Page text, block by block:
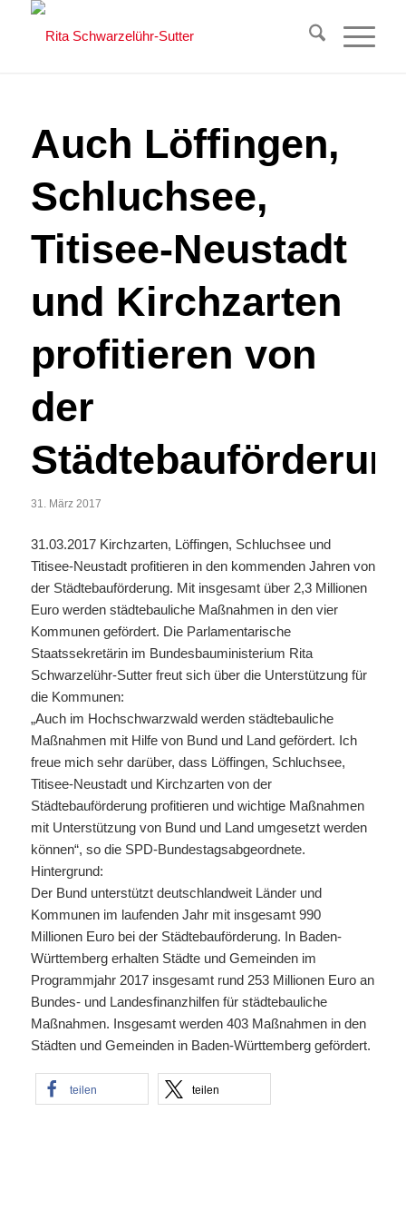
Auch Löffingen,
Schluchsee,
Titisee-Neustadt
und Kirchzarten
profitieren von
der
31. März 2017
31.03.2017 Kirchzarten, Löffingen, Schluchsee und
Titisee-Neustadt profitieren in den kommenden Jahren von
der Städtebauförderung. Mit insgesamt über 2,3 Millionen
Euro werden städtebauliche Maßnahmen in den vier
Kommunen gefördert. Die Parlamentarische
Staatssekretärin im Bundesbauministerium Rita
Schwarzelühr-Sutter freut sich über die Unterstützung für
die Kommunen:
„Auch im Hochschwarzwald werden städtebauliche
Maßnahmen mit Hilfe von Bund und Land gefördert. Ich
freue mich sehr darüber, dass Löffingen, Schluchsee,
Titisee-Neustadt und Kirchzarten von der
Städtebauförderung profitieren und wichtige Maßnahmen
mit Unterstützung von Bund und Land umgesetzt werden
können“, so die SPD-Bundestagsabgeordnete.
Hintergrund:
Der Bund unterstützt deutschlandweit Länder und
Kommunen im laufenden Jahr mit insgesamt 990
Millionen Euro bei der Städtebauförderung. In Baden-
Württemberg erhalten Städte und Gemeinden im
Programmjahr 2017 insgesamt rund 253 Millionen Euro an
Bundes- und Landesfinanzhilfen für städtebauliche
Maßnahmen. Insgesamt werden 403 Maßnahmen in den
Städten und Gemeinden in Baden-Württemberg gefördert.
teilen teilen